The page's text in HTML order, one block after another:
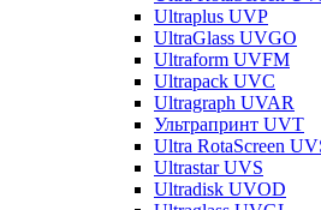
Ultraplus UVP
UltraGlass UVGO
Ultraform UVFM
Ultrapack UVC
Ultragraph UVAR
Ультрапринт UVT
Ultra RotaScreen
Ultrastar UVS
Ultradisk UVOD